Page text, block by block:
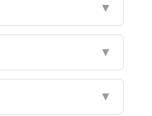
▼
▼
▼